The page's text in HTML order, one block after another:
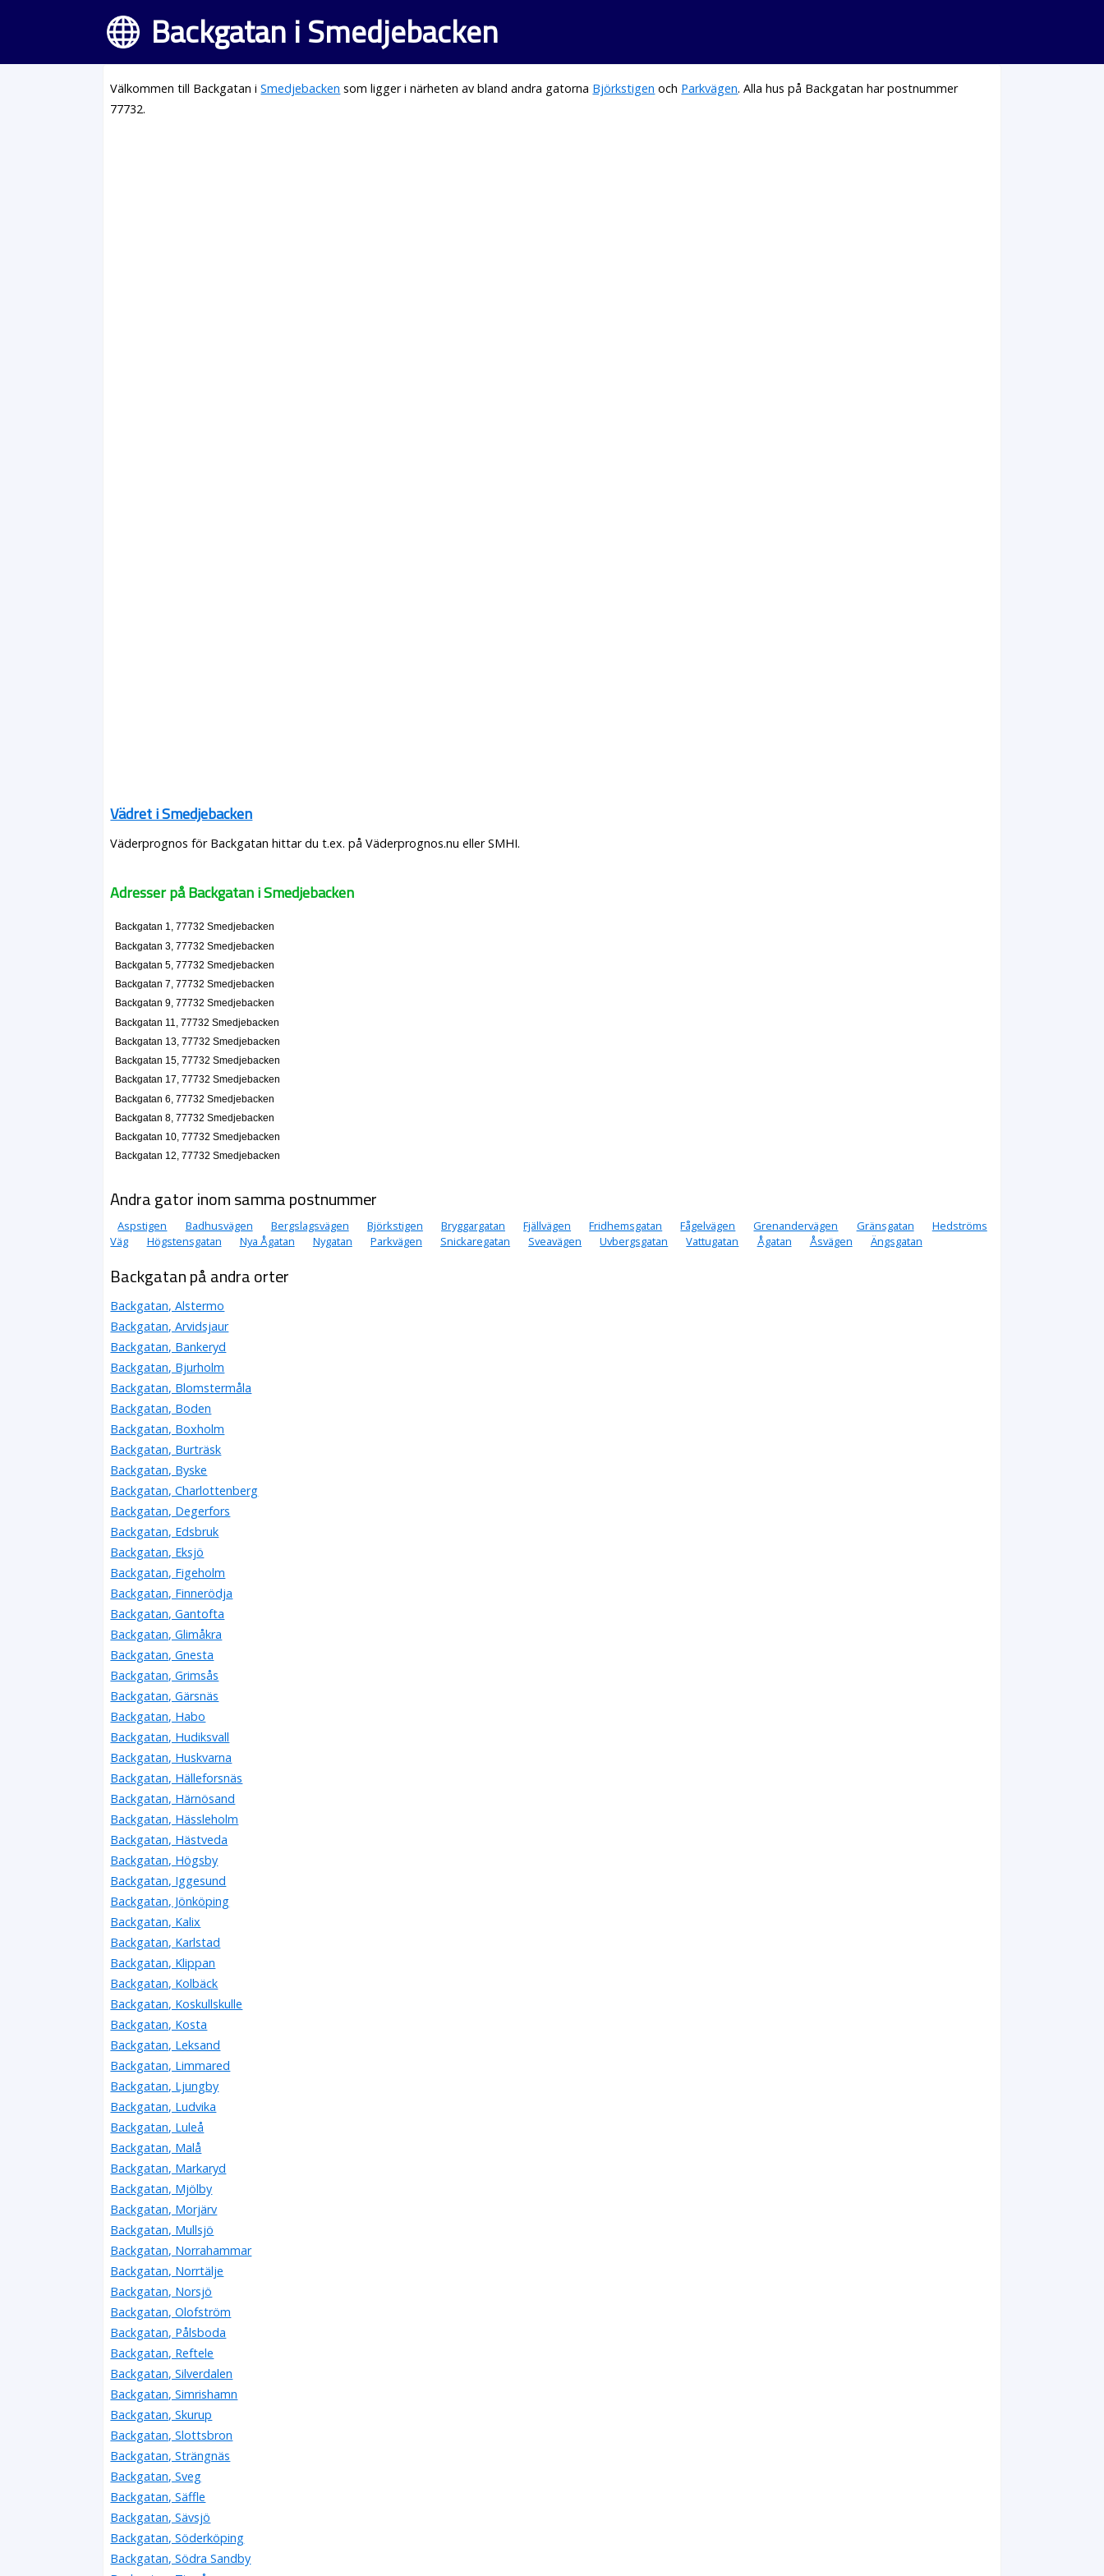
Backgatan i Smedjebacken
Välkommen till Backgatan iSmedjebacken som ligger i närheten av bland andra gatorna Björkstigen och Parkvägen. Alla hus på Backgatan har postnummer
77732.
Vädret i Smedjebacken
Väderprognos för Backgatan hittar du t.ex. på Väderprognos.nu eller SMHI.
Adresser på Backgatan i Smedjebacken
Backgatan 1, 77732 Smedjebacken
Backgatan 3, 77732 Smedjebacken
Backgatan 5, 77732 Smedjebacken
Backgatan 7, 77732 Smedjebacken
Backgatan 9, 77732 Smedjebacken
Backgatan 11, 77732 Smedjebacken
Backgatan 13, 77732 Smedjebacken
Backgatan 15, 77732 Smedjebacken
Backgatan 17, 77732 Smedjebacken
Backgatan 6, 77732 Smedjebacken
Backgatan 8, 77732 Smedjebacken
Backgatan 10, 77732 Smedjebacken
Backgatan 12, 77732 Smedjebacken
Andra gator inom samma postnummer
Aspstigen Badhusvägen Bergslagsvägen Björkstigen Bryggargatan Fjällvägen Fridhemsgatan Fågelvägen Grenandervägen Gränsgatan
Hedströms
Väg
Högstensgatan Nya Ågatan Nygatan Parkvägen Snickaregatan Sveavägen Uvbergsgatan Vattugatan Ågatan Åsvägen Ängsgatan
Backgatan på andra orter
Backgatan, Alstermo
Backgatan, Arvidsjaur
Backgatan, Bankeryd
Backgatan, Bjurholm
Backgatan, Blomstermåla
Backgatan, Boden
Backgatan, Boxholm
Backgatan, Burträsk
Backgatan, Byske
Backgatan, Charlottenberg
Backgatan, Degerfors
Backgatan, Edsbruk
Backgatan, Eksjö
Backgatan, Figeholm
Backgatan, Finnerödja
Backgatan, Gantofta
Backgatan, Glimåkra
Backgatan, Gnesta
Backgatan, Grimsås
Backgatan, Gärsnäs
Backgatan, Habo
Backgatan, Hudiksvall
Backgatan, Huskvarna
Backgatan, Hälleforsnäs
Backgatan, Härnösand
Backgatan, Hässleholm
Backgatan, Hästveda
Backgatan, Högsby
Backgatan, Iggesund
Backgatan, Jönköping
Backgatan, Kalix
Backgatan, Karlstad
Backgatan, Klippan
Backgatan, Kolbäck
Backgatan, Koskullskulle
Backgatan, Kosta
Backgatan, Leksand
Backgatan, Limmared
Backgatan, Ljungby
Backgatan, Ludvika
Backgatan, Luleå
Backgatan, Malå
Backgatan, Markaryd
Backgatan, Mjölby
Backgatan, Morjärv
Backgatan, Mullsjö
Backgatan, Norrahammar
Backgatan, Norrtälje
Backgatan, Norsjö
Backgatan, Olofström
Backgatan, Pålsboda
Backgatan, Reftele
Backgatan, Silverdalen
Backgatan, Simrishamn
Backgatan, Skurup
Backgatan, Slottsbron
Backgatan, Strängnäs
Backgatan, Sveg
Backgatan, Säffle
Backgatan, Sävsjö
Backgatan, Söderköping
Backgatan, Södra Sandby